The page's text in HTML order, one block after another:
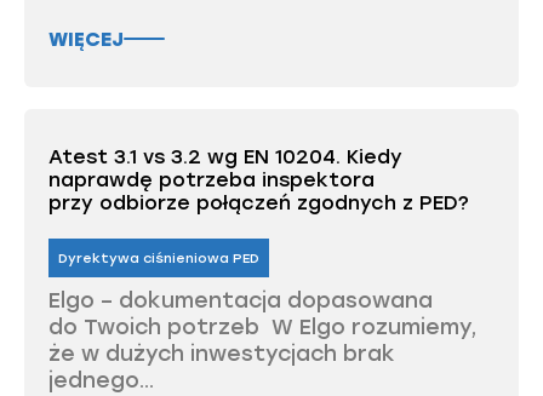
WIĘCEJ
Atest 3.1 vs 3.2 wg EN 10204. Kiedy
naprawdę potrzeba inspektora
przy odbiorze połączeń zgodnych z PED?
Dyrektywa ciśnieniowa PED
Elgo – dokumentacja dopasowana
do Twoich potrzeb W Elgo rozumiemy,
że w dużych inwestycjach brak
jednego...